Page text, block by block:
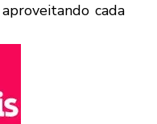
cada